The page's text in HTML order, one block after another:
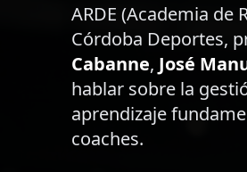
ARDE (Academia de
Córdoba Deportes,
Cabanne, José
hablar sobre la
aprendizaje
coaches.